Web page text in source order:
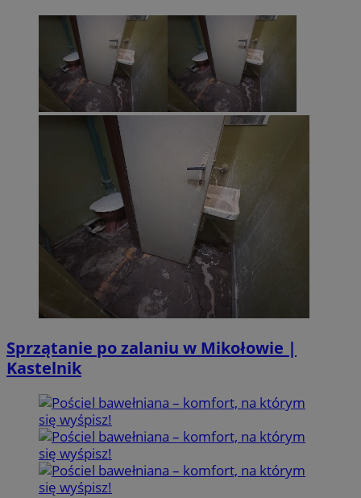
Sprzątanie po zalaniu w Mikołowie |
Kastelnik